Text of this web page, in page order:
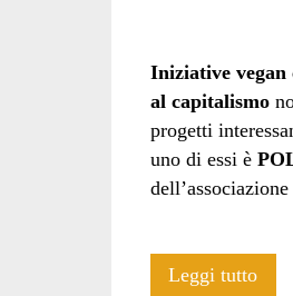
Iniziative vegan
al capitalismo
progetti
uno di essi è
Leggi tutto